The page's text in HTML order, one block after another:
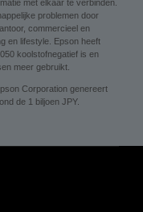
met elkaar te verbinden.
problemen door
commercieel en
en lifestyle. Epson heeft
koolstofnegatief is en
meer gebruikt.
Corporation genereert
de 1 biljoen JPY.